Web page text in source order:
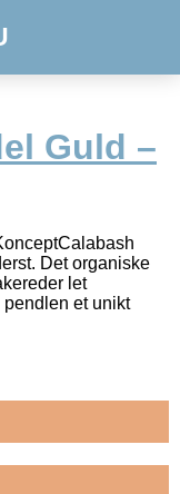
Guld –
Det organiske
let
et unikt